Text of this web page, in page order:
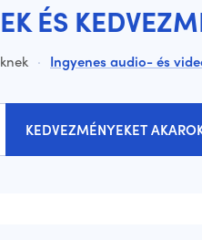
ÉS
· Ingyenes audio- és
KEDVEZMÉNYEKET